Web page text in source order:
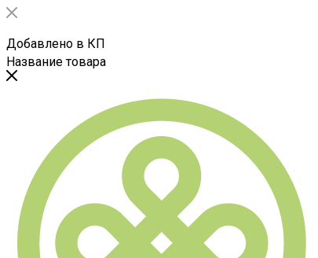
Добавлено в КП
Название товара